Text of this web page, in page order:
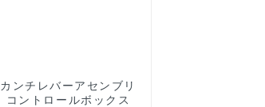
カンチレバーアセンブリ
コントロールボックス